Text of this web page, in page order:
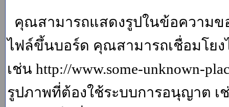
คุณสามารถแสดงรูปในข้อความ
ไฟล์ขึ้นบอร์ด คุณสามารถเชื่อมโยง
เช่น http://www.some-unknown-
รูปภาพที่ต้องใช้ระบบการอนุญาต เ